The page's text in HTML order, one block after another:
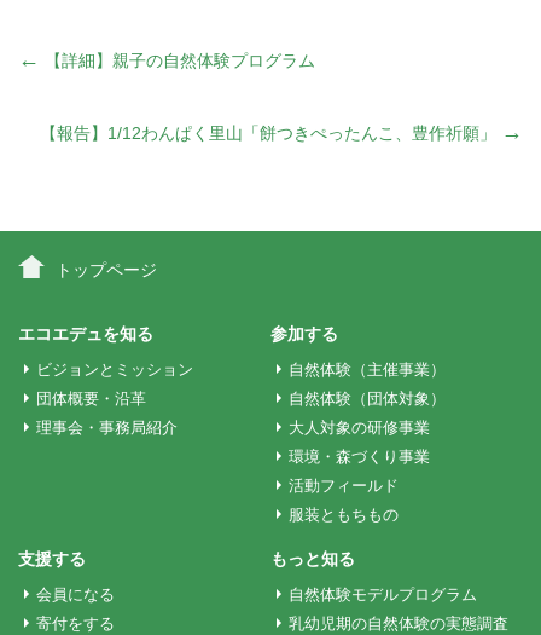
投
稿
ビ
ゲ
ー
ョ
← 【詳細】親子の自然体験プログラム
【報告】1/12わんぱく里山「餅つきぺったんこ、豊作祈願」 →
トップページ
エコエデュを知る
ビジョンとミッション
団体概要・沿革
理事会・事務局紹介
参加する
自然体験（主催事業）
自然体験（団体対象）
大人対象の研修事業
環境・森づくり事業
活動フィールド
服装ともちもの
支援する
会員になる
寄付をする
もっと知る
自然体験モデルプログラム
乳幼児期の自然体験の実態調査